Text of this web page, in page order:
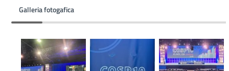
Galleria fotogafica